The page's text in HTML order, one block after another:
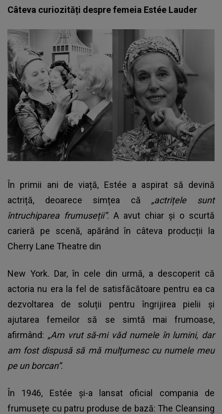
Câteva curiozități despre femeia Estée Lauder
În primii ani de viață, Estée a aspirat să devină
actriță, deoarece simțea că „actrițele sunt
întruchiparea frumuseții”. A avut chiar și o scurtă
carieră pe scenă, apărând în câteva producții la
Cherry Lane Theatre din
New York. Dar, în cele din urmă, a descoperit că
actoria nu era la fel de satisfăcătoare pentru ea ca
dezvoltarea de soluții pentru îngrijirea pielii și
ajutarea femeilor să se simtă mai frumoase,
afirmând: „Am vrut să-mi văd numele în lumini, dar
am fost dispusă să mă mulțumesc cu numele meu
pe un borcan”.
În 1946, Estée și-a lansat oficial compania de
frumusețe cu patru produse de bază: The Cleansing